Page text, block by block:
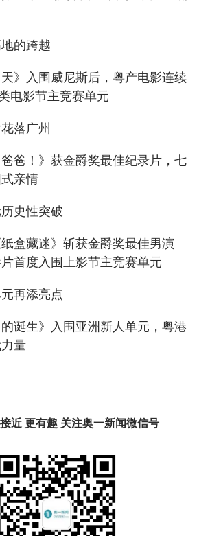
的跨越
入围威尼斯后，粤产电影连续
电影节主竞赛单元
落广州
！》获金爵奖最佳纪录片，七
亲情
史性突破
藏迷》斩获金爵奖最佳男演
首度入围上影节主竞赛单元
再添亮点
生》入围亚洲新人单元，粤港
量
近 更有趣 关注奥一新闻微信号